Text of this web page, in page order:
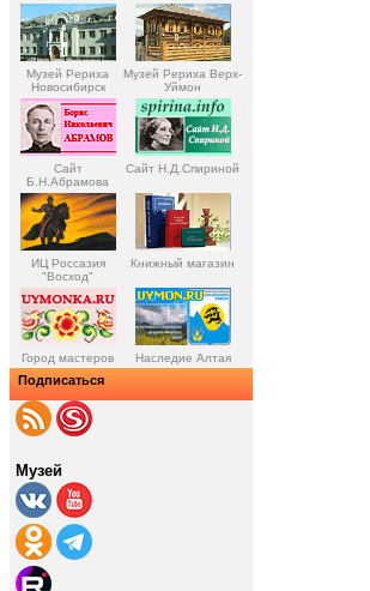
Музей Рериха
Новосибирск
Музей Рериха Верх-
Уймон
Сайт
Б.Н.Абрамова
Сайт Н.Д.Спириной
ИЦ Россазия
"Восход"
Книжный магазин
Город мастеров Наследие Алтая
Подписаться
Музей